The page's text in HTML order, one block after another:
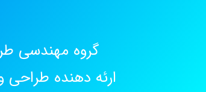
گروه مهندسی
ارئه دهنده